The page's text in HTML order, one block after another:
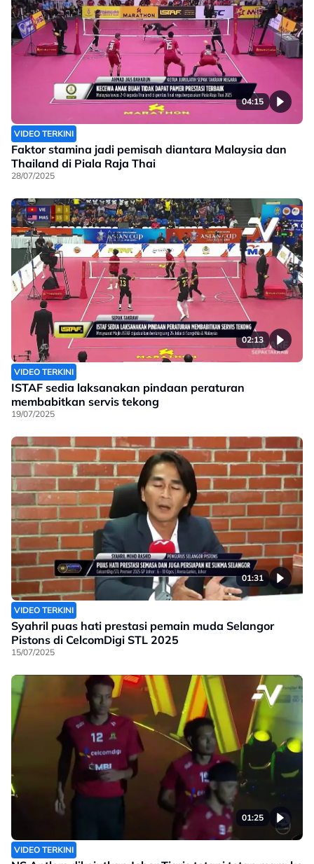
04:15
VIDEO TERKINI
Faktor stamina jadi pemisah diantara Malaysia dan
Thailand di Piala Raja Thai
28/07/2025
02:13
VIDEO TERKINI
ISTAF sedia laksanakan pindaan peraturan
membabitkan servis tekong
19/07/2025
01:31
VIDEO TERKINI
Syahril puas hati prestasi pemain muda Selangor
Pistons di CelcomDigi STL 2025
15/07/2025
01:25
VIDEO TERKINI